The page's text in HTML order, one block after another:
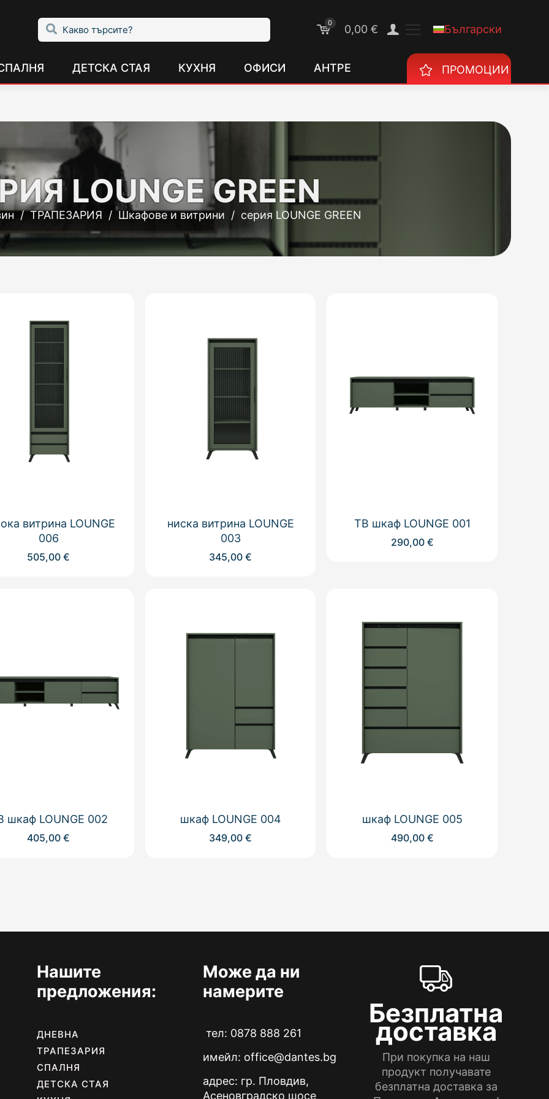
0 0,00 € Български
ДЕТСКА СТАЯ КУХНЯ ОФИСИ АНТРЕ ПРОМОЦИИ
LOUNGE GREEN
/ТРАПЕЗАРИЯ /Шкафове и витрини / серия LOUNGE GREEN
витрина LOUNGE
006
505,00€
ниска витрина LOUNGE
003
345,00€
ТВ шкаф LOUNGE 001
290,00 €
шкаф LOUNGE 002
405,00€
шкаф LOUNGE 004
349,00€
шкаф LOUNGE 005
490,00 €
Нашите
предложения:
ДНЕВНА
ТРАПЕЗАРИЯ
СПАЛНЯ
ДЕТСКА СТАЯ
Може да ни
намерите
тел: 0878 888 261
имейл: office@dantes.bg
адрес: гр. Пловдив,
Асеновградско шосе
Безплатна
доставка
При покупка на наш
продукт получавате
безплатна доставка за